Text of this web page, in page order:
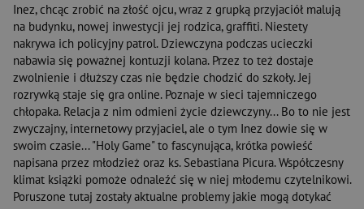
Inez, chcąc zrobić na złość ojcu, wraz z grupką przyjaciół malują
na budynku, nowej inwestycji jej rodzica, graffiti. Niestety
nakrywa ich policyjny patrol. Dziewczyna podczas ucieczki
nabawia się poważnej kontuzji kolana. Przez to też dostaje
zwolnienie i dłuższy czas nie będzie chodzić do szkoły. Jej
rozrywką staje się gra online. Poznaje w sieci tajemniczego
chłopaka. Relacja z nim odmieni życie dziewczyny... Bo to nie jest
zwyczajny, internetowy przyjaciel, ale o tym Inez dowie się w
swoim czasie... "Holy Game" to fascynująca, krótka powieść
napisana przez młodzież oraz ks. Sebastiana Picura. Współczesny
klimat książki pomoże odnaleźć się w niej młodemu czytelnikowi.
Poruszone tutaj zostały aktualne problemy jakie mogą dotykać